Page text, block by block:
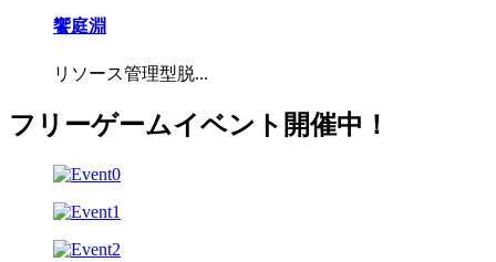
饗庭淵
リソース管理型脱...
フリーゲームイベント開催中！